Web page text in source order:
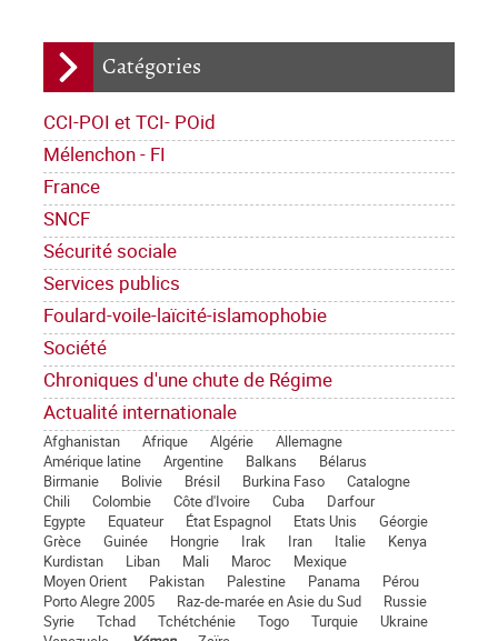
Catégories
CCI-POI et TCI- POid
Mélenchon - FI
France
SNCF
Sécurité sociale
Services publics
Foulard-voile-laïcité-islamophobie
Société
Chroniques d'une chute de Régime
Actualité internationale
Afghanistan Afrique Algérie
Allemagne
Amérique latine
Argentine Balkans
Bélarus
Birmanie
Bolivie Brésil Burkina Faso
Catalogne
Chili
Colombie Côte d'Ivoire Cuba
Darfour
Egypte
Equateur État Espagnol Etats Unis
Géorgie
Grèce
Guinée Hongrie Irak Iran Italie
Kenya
Kurdistan
Liban Mali Maroc
Mexique
Moyen Orient
Pakistan Palestine Panama
Pérou
Porto Alegre 2005
Raz-de-marée en Asie du Sud
Russie
Syrie
Tchad Tchétchénie Togo Turquie
Ukraine